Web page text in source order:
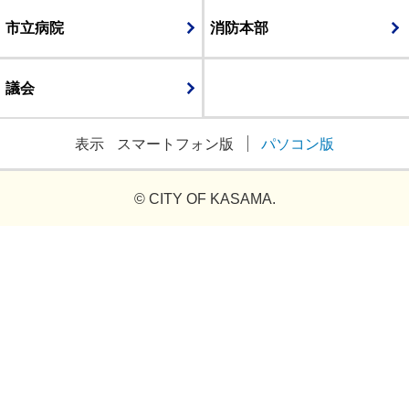
市立病院 消防本部
議会
表示 スマートフォン版 パソコン版
© CITY OF KASAMA.